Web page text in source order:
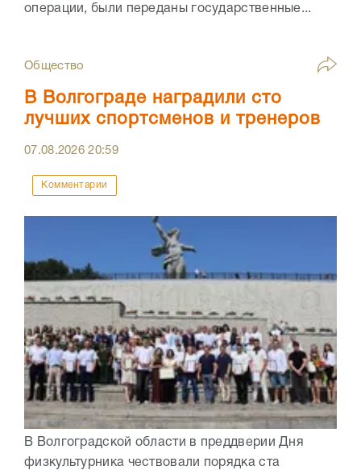
операции, были переданы государственные...
Общество
В Волгограде наградили сто
лучших спортсменов и тренеров
07.08.202620:59
Комментарии
В Волгоградской области в преддверии Дня
физкультурника чествовали порядка ста